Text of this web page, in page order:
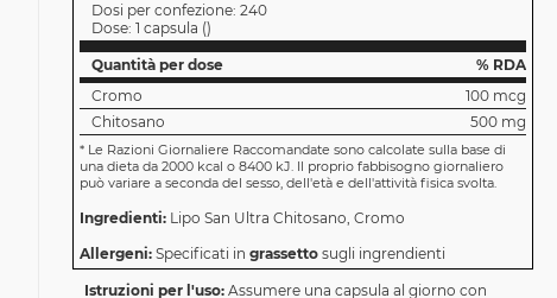
Dosi per confezione: 240
Dose: 1 capsula ()
Quantità per dose
% RDA
Cromo
100 mcg
Chitosano
500 mg
*Le Razioni Giornaliere Raccomandate sono calcolate sulla base di
una dieta da 2000 kcal o 8400 kJ. Il proprio fabbisogno giornaliero
può variare a seconda del sesso, dell'età e dell'attività fisica svolta.
Ingredienti: Lipo San Ultra Chitosano, Cromo
Allergeni: Specificati in grassettosugli ingrendienti
Istruzioni per l'uso: Assumere una capsula al giorno con